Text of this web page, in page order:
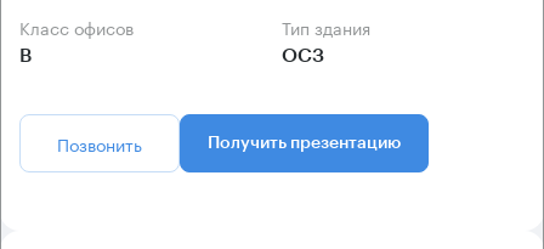
Класс офисов
B
Тип здания
ОСЗ
Позвонить Получить презентацию